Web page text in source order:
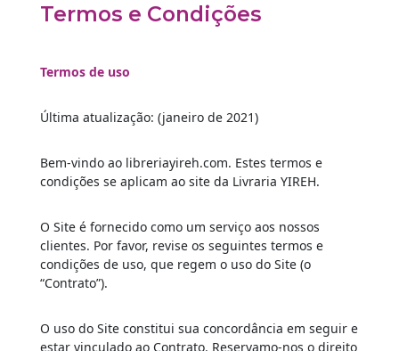
Termos e Condições
Termos de uso
Última atualização: (janeiro de 2021)
Bem-vindo ao libreriayireh.com. Estes termos e
condições se aplicam ao site da Livraria YIREH.
O Site é fornecido como um serviço aos nossos
clientes. Por favor, revise os seguintes termos e
condições de uso, que regem o uso do Site (o
“Contrato”).
O uso do Site constitui sua concordância em seguir e
estar vinculado ao Contrato. Reservamo-nos o direito